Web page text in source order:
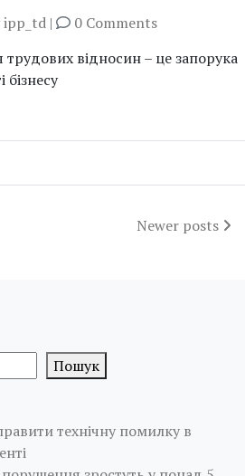
ipp_td |
0 Comments
відносин – це запорука
бізнесу
Newer posts
Пошук
технічну помилку в